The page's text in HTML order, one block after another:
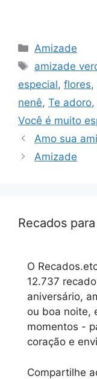
Categorias
Amizade
Tags
amizade
especial, flores,
nenê, Te adoro,
Você é muito
Amo sua
Amizade
Recados
O
12.737
aniversário,
ou boa noite,
momentos -
coração e
Compartilhe